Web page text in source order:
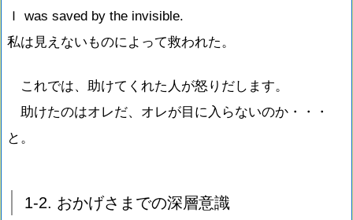
Ｉ was saved by the invisible.
私は見えないものによって救われた。
これでは、助けてくれた人が怒りだします。
助けたのはオレだ、オレが目に入らないのか・・・
と。
1-2. おかげさまでの深層意識